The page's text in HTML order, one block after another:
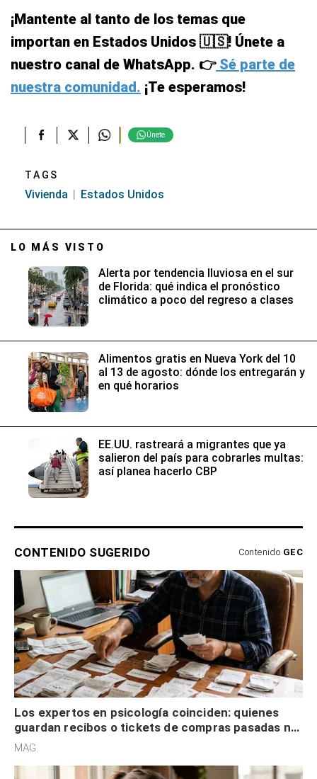
¡Mantente al tanto de los temas que
importan en Estados Unidos 🇺🇸! Únete a
nuestro canal de WhatsApp. 👉Sé parte de
nuestra comunidad. ¡Te esperamos!
Únete
TAGS
Vivienda Estados Unidos
LO MÁS VISTO
Alerta por tendencia lluviosa en el sur
de Florida: qué indica el pronóstico
climático a poco del regreso a clases
Alimentos gratis en Nueva York del 10
al 13 de agosto: dónde los entregarán y
en qué horarios
EE.UU. rastreará a migrantes que ya
salieron del país para cobrarles multas:
así planea hacerlo CBP
CONTENIDO SUGERIDO Contenido GEC
Los expertos en psicología coinciden: quienes
guardan recibos o tickets de compras pasadas no
son acumuladores, sino que tienen necesidad de
MAG.